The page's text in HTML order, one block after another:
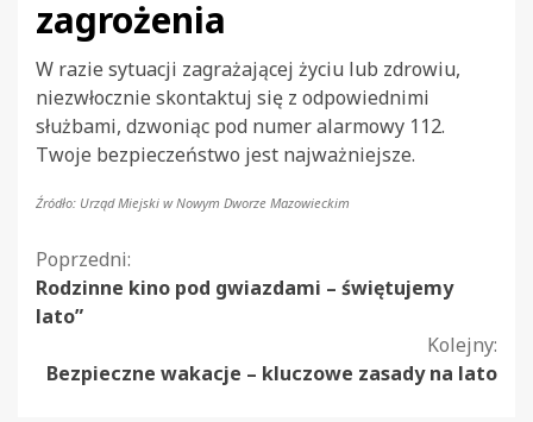
zagrożenia
W razie sytuacji zagrażającej życiu lub zdrowiu,
niezwłocznie skontaktuj się z odpowiednimi
służbami, dzwoniąc pod numer alarmowy 112.
Twoje bezpieczeństwo jest najważniejsze.
Źródło: Urząd Miejski w Nowym Dworze Mazowieckim
Kontynuuj
czytanie
Poprzedni:
Rodzinne kino pod gwiazdami – świętujemy
lato”
Kolejny:
Bezpieczne wakacje – kluczowe zasady na lato